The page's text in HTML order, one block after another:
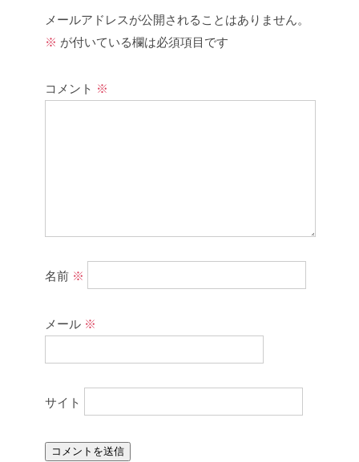
メールアドレスが公開されることはありません。
※ が付いている欄は必須項目です
コメント ※
名前 ※
メール ※
サイト